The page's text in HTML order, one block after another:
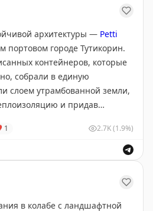
архитектуры — Petti
портовом городе Тутикорин.
контейнеров, которые
собрали в единую
слоем утрамбованной земли,
и придав
с характерной фактурой,
1 2.7K(1.9%)
в колабе с ландшафтной